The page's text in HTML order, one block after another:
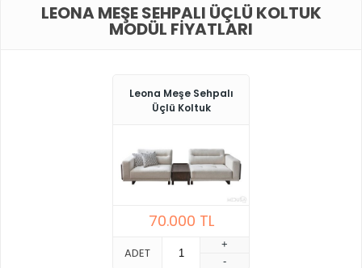
LEONA MEŞE SEHPALI ÜÇLÜ KOLTUK
MODÜL FIYATLARI
Leona Meşe Sehpalı
Üçlü Koltuk
70.000 TL
ADET
+
-